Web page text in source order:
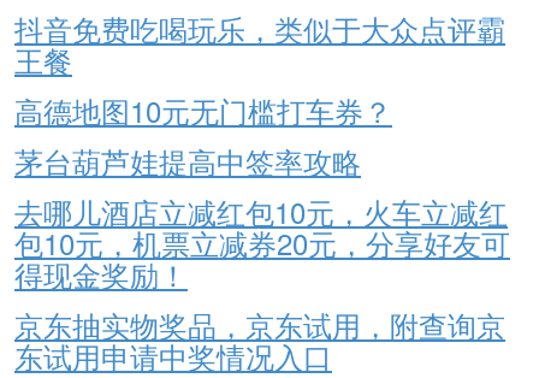
抖音免费吃喝玩乐，类似于大众点评霸
王餐
高德地图10元无门槛打车券？
茅台葫芦娃提高中签率攻略
去哪儿酒店立减红包10元，火车立减红
包10元，机票立减券20元，分享好友可
得现金奖励！
京东抽实物奖品，京东试用，附查询京
东试用申请中奖情况入口